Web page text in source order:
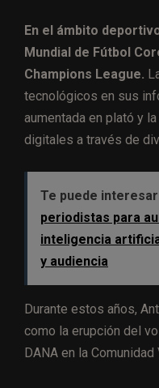
En el ámbito
Mundial de Fútbol
Champions League.
tecnológicos en sus
aumentada en plató y
digitales a través de
Te puede
periodistas para
inteligencia
y audiencia
Durante estos años,
como la erupción del
DANA en la Comunidad